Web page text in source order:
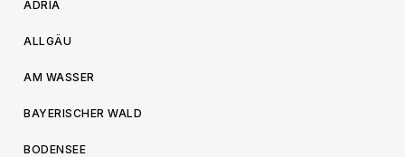
ADRIA
ALLGÄU
AM WASSER
BAYERISCHER WALD
BODENSEE